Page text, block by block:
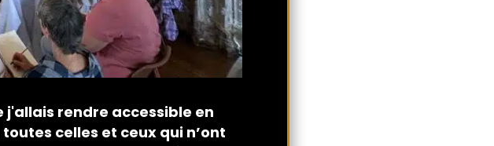
j'allais rendre accessible en
celles et ceux qui n’ont